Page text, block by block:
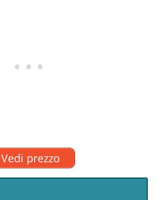
Vedi prezzo